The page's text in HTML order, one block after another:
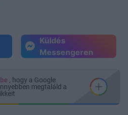
Küldés
Messengeren
, hogy a Google
megtaláld a